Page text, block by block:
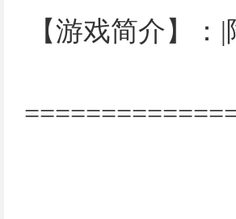
【游戏简介】